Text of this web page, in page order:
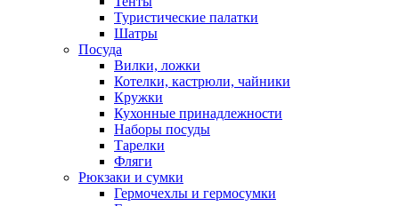
Туристические палатки
Шатры
Посуда
Вилки, ложки
Котелки, кастрюли, чайники
Кружки
Кухонные принадлежности
Наборы посуды
Тарелки
Фляги
Рюкзаки и сумки
Гермочехлы и гермосумки